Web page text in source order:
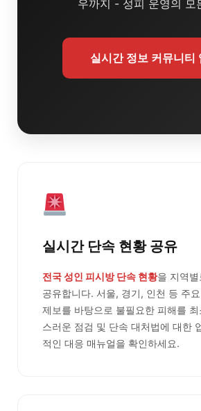
우까지 - 성피 운영의 모
실시간 정보 커뮤니티
실시간 단속 현황 공유
전국 성인 피시방 단속 현황을 지역
공유합니다. 서울, 경기, 인천 등 주
제보를 바탕으로 불필요한 피해를
스러운 점검 및 단속 대처법에 대한
적인 대응 매뉴얼을 확인하세요.